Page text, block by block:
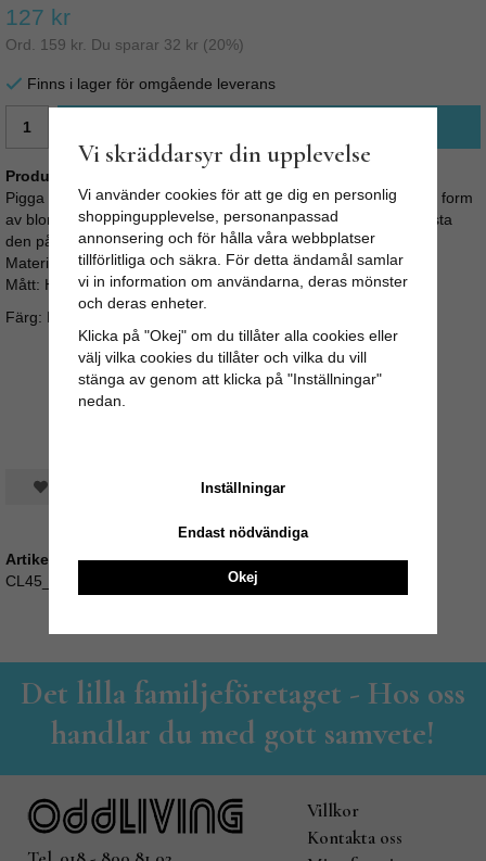
127 kr
Ord. 159 kr . Du sparar 32 kr (20%)
Finns i lager för omgående leverans
Produktbeskrivning:
Pigga upp din retro outfit med en vacker blomma! Hårblomma i form
av blommor som du fäster som ett hårspänne. Du kan även fästa
den på tröjan med en säkerhetsnål.
Material: 100% polyester
Mått: H 14 cm W 7cm D 4.5 cm
Färg: Blå och vit
Spara som favorit
Artikelnummer:
CL45_ACSS2184C
Det lilla familjeföretaget - Hos oss
handlar du med gott samvete!
Villkor
Kontakta oss
Vi skräddarsyr din upplevelse
Vi använder cookies för att ge dig en personlig
shoppingupplevelse, personanpassad
annonsering och för hålla våra webbplatser
tillförlitliga och säkra. För detta ändamål samlar
vi in information om användarna, deras mönster
och deras enheter.
Klicka på "Okej" om du tillåter alla cookies eller
välj vilka cookies du tillåter och vilka du vill
stänga av genom att klicka på "Inställningar"
nedan.
Inställningar
Endast nödvändiga
Okej